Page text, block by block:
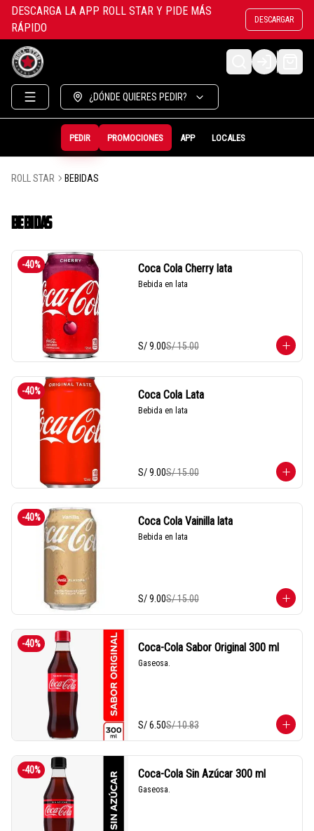
DESCARGA LA APP ROLL STAR Y PIDE MÁS
RÁPIDO
DESCARGAR
LOGIN
¿DÓNDE QUIERES PEDIR?
PEDIR PROMOCIONES APP LOCALES
ROLL STAR BEBIDAS
BEBIDAS
-40% Coca Cola Cherry lata
Bebida en lata
S/ 9.00S/ 15.00
-40% Coca Cola Lata
Bebida en lata
S/ 9.00S/ 15.00
-40% Coca Cola Vainilla lata
Bebida en lata
S/ 9.00S/ 15.00
-40% Coca-Cola Sabor Original 300 ml
Gaseosa.
S/ 6.50S/ 10.83
-40% Coca-Cola Sin Azúcar 300 ml
Gaseosa.